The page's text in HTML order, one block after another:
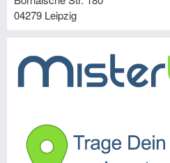
04279 Leipzig